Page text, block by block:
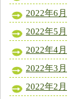
2022年6月
2022年5月
2022年4月
2022年3月
2022年2月